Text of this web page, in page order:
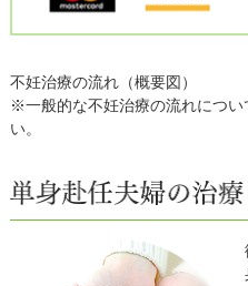
不妊治療の流れ（概要図）
※一般的な不妊治療の流れについ
い。